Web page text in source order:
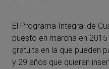
El Programa Integral de
puesto en marcha en
gratuita en la que pueden
y 29 años que quieran